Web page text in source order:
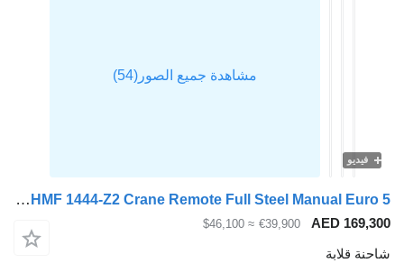
فيديو
Scania P400 6X4 HMF 1444-Z2 Crane Remote Full Steel Manual Euro 5
AED
€39,900
≈ $46,100
قلابة